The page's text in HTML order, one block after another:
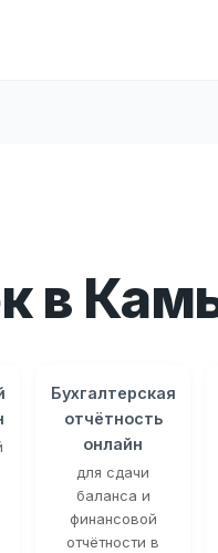
в
Бухгалтерская
отчётность
онлайн
для сдачи
баланса и
финансовой
отчётности в